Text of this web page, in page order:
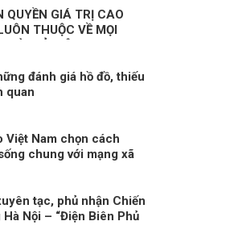
QUYỀN GIÁ TRỊ CAO
THUỘC VỀ MỌI
DÂN, VÌ NHÂN DÂN
đánh giá hồ đồ, thiếu
quan
Việt Nam chọn cách
chung với mạng xã
tạc, phủ nhận Chiến
Hà Nội – “Điện Biên Phủ